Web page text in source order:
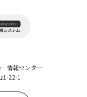
情報センター
1-22-1